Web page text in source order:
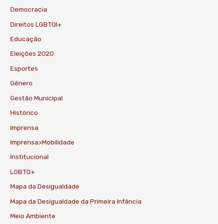
Democracia
Direitos LGBTQI+
Educação
Eleições 2020
Esportes
Gênero
Gestão Municipal
Histórico
Imprensa
Imprensa>Mobilidade
Institucional
LGBTQ+
Mapa da Desigualdade
Mapa da Desigualdade da Primeira Infância
Meio Ambiente